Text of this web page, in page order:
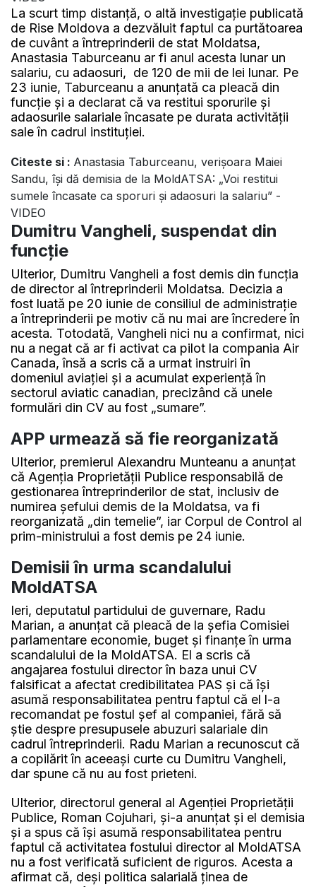
La scurt timp distanță, o altă investigație publicată
de Rise Moldova a dezvăluit faptul ca purtătoarea
de cuvânt a întreprinderii de stat Moldatsa,
Anastasia Taburceanu ar fi anul acesta lunar un
salariu, cu adaosuri, de 120 de mii de lei lunar. Pe
23 iunie, Taburceanu a anunțată ca pleacă din
funcție și a declarat că va restitui sporurile și
adaosurile salariale încasate pe durata activității
sale în cadrul instituției.
Citeste si : Anastasia Taburceanu, verișoara Maiei
Sandu, își dă demisia de la MoldATSA: „Voi restitui
sumele încasate ca sporuri și adaosuri la salariu” -
VIDEO
Dumitru Vangheli, suspendat din
funcție
Ulterior, Dumitru Vangheli a fost demis din funcția
de director al întreprinderii Moldatsa. Decizia a
fost luată pe 20 iunie de consiliul de administrație
a întreprinderii pe motiv că nu mai are încredere în
acesta. Totodată, Vangheli nici nu a confirmat, nici
nu a negat că ar fi activat ca pilot la compania Air
Canada, însă a scris că a urmat instruiri în
domeniul aviației și a acumulat experiență în
sectorul aviatic canadian, precizând că unele
formulări din CV au fost „sumare”.
APP urmează să fie reorganizată
Ulterior, premierul Alexandru Munteanu a anunțat
că Agenția Proprietății Publice responsabilă de
gestionarea întreprinderilor de stat, inclusiv de
numirea șefului demis de la Moldatsa, va fi
reorganizată „din temelie”, iar Corpul de Control al
prim-ministrului a fost demis pe 24 iunie.
Demisii în urma scandalului
MoldATSA
Ieri, deputatul partidului de guvernare, Radu
Marian, a anunțat că pleacă de la șefia Comisiei
parlamentare economie, buget și finanțe în urma
scandalului de la MoldATSA. El a scris că
angajarea fostului director în baza unui CV
falsificat a afectat credibilitatea PAS și că își
asumă responsabilitatea pentru faptul că el l-a
recomandat pe fostul șef al companiei, fără să
știe despre presupusele abuzuri salariale din
cadrul întreprinderii. Radu Marian a recunoscut că
a copilărit în aceeași curte cu Dumitru Vangheli,
dar spune că nu au fost prieteni.
Ulterior, directorul general al Agenției Proprietății
Publice, Roman Cojuhari, și-a anunțat și el demisia
și a spus că își asumă responsabilitatea pentru
faptul că activitatea fostului director al MoldATSA
nu a fost verificată suficient de riguros. Acesta a
afirmat că, deși politica salarială ținea de